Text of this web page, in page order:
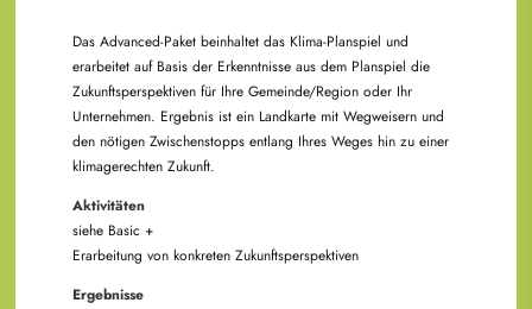
Das Advanced-Paket beinhaltet das Klima-Planspiel und
erarbeitet auf Basis der Erkenntnisse aus dem Planspiel die
Zukunftsperspektiven für Ihre Gemeinde/Region oder Ihr
Unternehmen. Ergebnis ist ein Landkarte mit Wegweisern und
den nötigen Zwischenstopps entlang Ihres Weges hin zu einer
klimagerechten Zukunft.
Aktivitäten
siehe Basic +
Erarbeitung von konkreten Zukunftsperspektiven
Ergebnisse